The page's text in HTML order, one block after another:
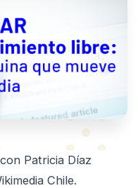
Patricia Díaz
Chile.